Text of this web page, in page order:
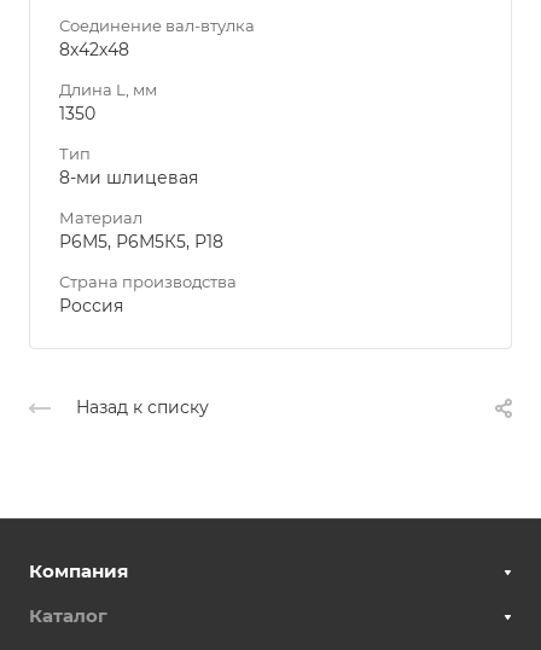
Соединение вал-втулка
8х42х48
Длина L, мм
1350
Тип
8-ми шлицевая
Материал
Р6М5, Р6М5К5, Р18
Страна производства
Россия
Назад к списку
Компания
Каталог